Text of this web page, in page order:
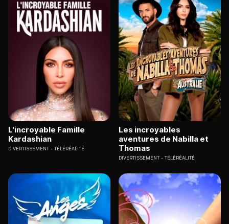
L'incroyable Famille
Kardashian
DIVERTISSEMENT TÉLÉRÉALITÉ
Les incroyables
aventures de Nabilla et
Thomas
DIVERTISSEMENT TÉLÉRÉALITÉ